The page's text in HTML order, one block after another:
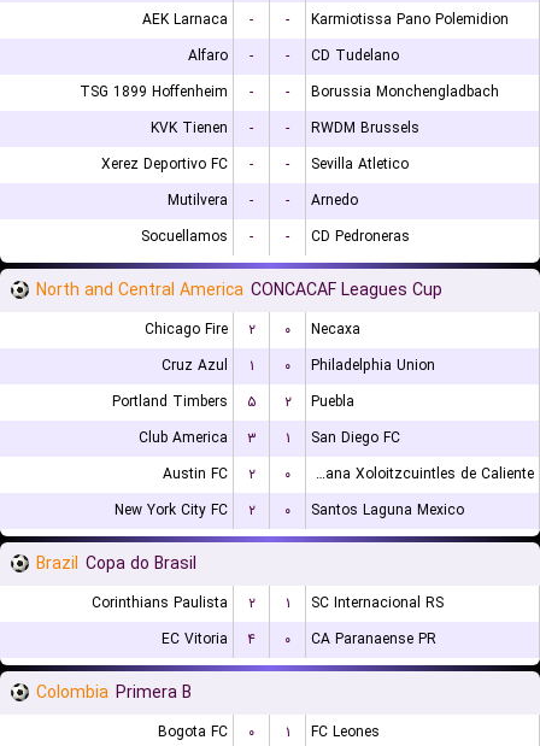
AEK Larnaca
- -
Karmiotissa Pano Polemidion
Alfaro
- -
CD Tudelano
TSG 1899 Hoffenheim
- -
Borussia Monchengladbach
KVK Tienen
- -
RWDM Brussels
Xerez Deportivo FC
- -
Sevilla Atletico
Mutilvera
- -
Arnedo
Socuellamos
- - CD Pedroneras
North and Central America CONCACAF Leagues Cup
Chicago Fire ۲ ۰
Necaxa
Cruz Azul
۱ ۰
Philadelphia Union
Portland Timbers
۵ ۲
Puebla
Club America
۳ ۱
San Diego FC
Austin FC
۲ ۰
Club Tijuana Xoloitzcuintles de Caliente
New York City FC
۲ ۰ Santos Laguna Mexico
Brazil Copa do Brasil
Corinthians Paulista ۲ ۱
SC Internacional RS
EC Vitoria
۴ ۰ CA Paranaense PR
Colombia Primera B
Bogota FC ۰ ۱
FC Leones